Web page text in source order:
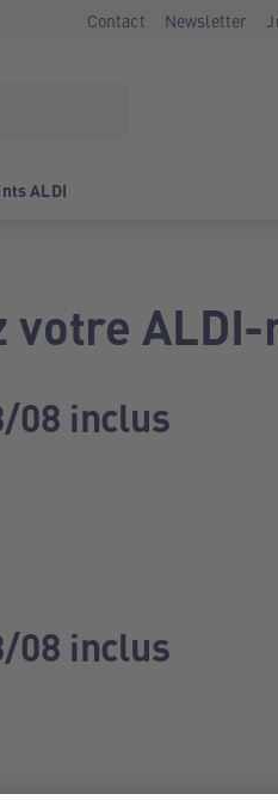
Contact Newsletter
ALDI
votre
08 inclus
08 inclus